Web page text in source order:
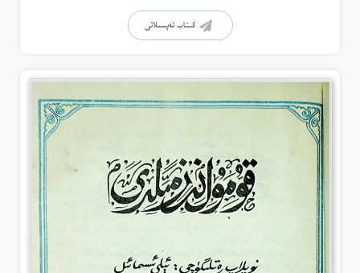
كىتاب تەپسىلاتى